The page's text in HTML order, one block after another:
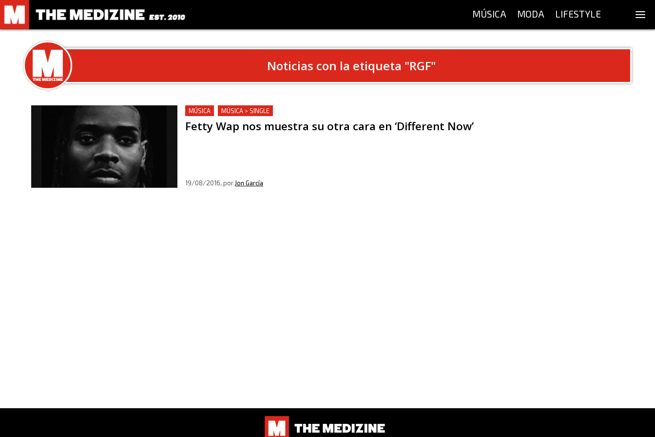
MÚSICA MODA LIFESTYLE
Noticias con la etiqueta "RGF"
MÚSICA MÚSICA > SINGLE
Fetty Wap nos muestra su otra cara en ‘Different Now’
19/08/2016, por Jon García